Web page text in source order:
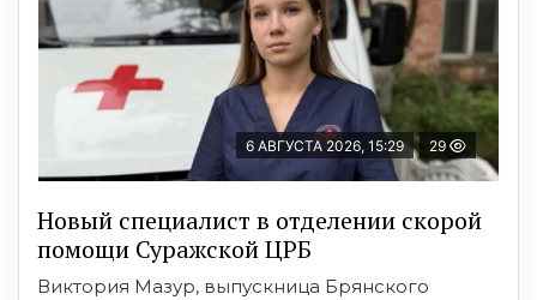
6 АВГУСТА 2026, 15:29 29
Новый специалист в отделении скорой
помощи Суражской ЦРБ
Виктория Мазур, выпускница Брянского